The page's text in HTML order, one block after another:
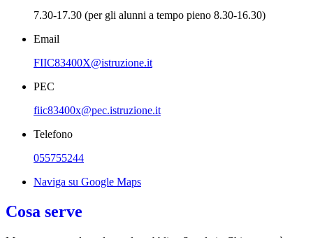
7.30-17.30 (per gli alunni a tempo pieno 8.30-16.30)
Email
FIIC83400X@istruzione.it
PEC
fiic83400x@pec.istruzione.it
Telefono
055755244
Naviga su Google Maps
Cosa serve